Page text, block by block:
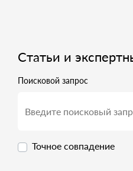
Статьи и
Поисковой запрос
Точное совпадение